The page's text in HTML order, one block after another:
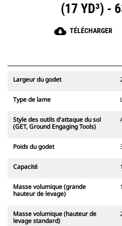
(17 YD³) -
cloud_download TÉLÉCHARGER
Largeur du godet
Type de lame
Style des outils d'attaque du sol
(GET, Ground Engaging Tools)
Poids du godet
Capacité
Masse volumique (grande
hauteur de levage)
Masse volumique (hauteur de
levage standard)